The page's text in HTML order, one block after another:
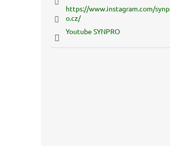
https://www.instagram.com/
o.cz/
Youtube SYNPRO